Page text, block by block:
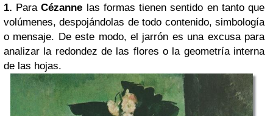
1. ParaCézanne las formas tienen sentido en tanto que
volúmenes, despojándolas de todo contenido, simbología
o mensaje. De este modo, el jarrón es una excusa para
analizar la redondez de las flores o la geometría interna
de las hojas.